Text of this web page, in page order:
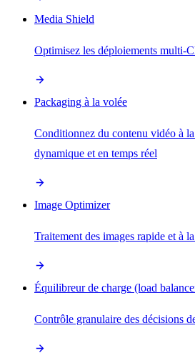
Media Shield
Optimisez les déploiements multi-
Packaging à la volée
Conditionnez du contenu vidéo à
dynamique et en temps réel
Image Optimizer
Traitement des images rapide et à
Équilibreur de charge (load
Contrôle granulaire des décisions